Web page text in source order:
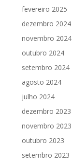
fevereiro 2025
dezembro 2024
novembro 2024
outubro 2024
setembro 2024
agosto 2024
julho 2024
dezembro 2023
novembro 2023
outubro 2023
setembro 2023